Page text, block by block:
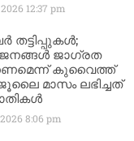
12:37 pm
ജാഗ്രത
കുവൈത്ത്
മാസം ലഭിച്ചത്
8:06 pm